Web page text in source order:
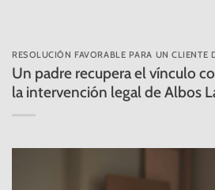
RESOLUCIÓN FAVORABLE PARA UN CLIENTE
Un padre recupera el vínculo
la intervención legal de Albos